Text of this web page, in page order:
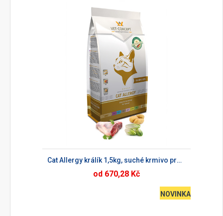
Cat Allergy králík 1,5kg, suché krmivo pro kočky
od 670,28 Kč
NOVINKA